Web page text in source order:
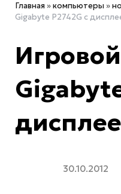
Главная »компьютеры »
Gigabyte P2742G с
30.10.2012